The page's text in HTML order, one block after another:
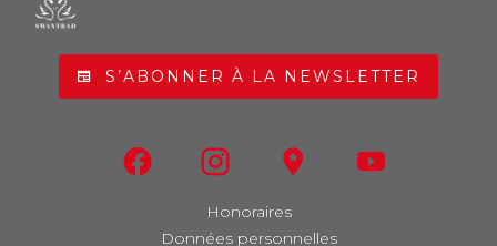
S’ABONNER À LA NEWSLETTER
Honoraires
Données personnelles